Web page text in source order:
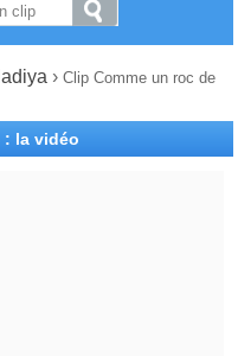
› Clip Comme un roc de
: la vidéo